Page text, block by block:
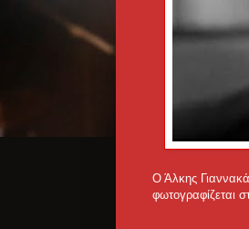
Ο Άλκης
φωτογραφίζεται